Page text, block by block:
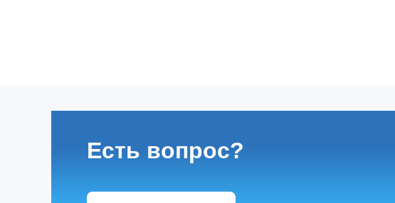
Есть вопрос?